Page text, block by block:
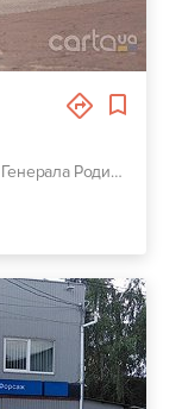
г. Кропивницкий, вулиця Генерала Родимцева, 123